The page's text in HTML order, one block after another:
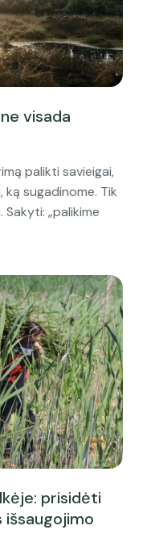
visada
palikti savieigai,
sugadinome. Tik
„palikime
prisidėti